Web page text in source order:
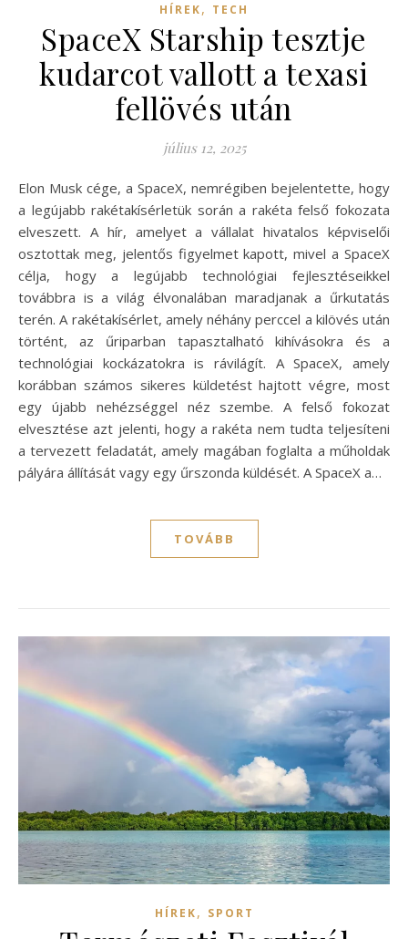
HÍREK, TECH
SpaceX Starship tesztje
kudarcot vallott a texasi
fellövés után
július 12, 2025
Elon Musk cége, a SpaceX, nemrégiben bejelentette, hogy
a legújabb rakétakísérletük során a rakéta felső fokozata
elveszett. A hír, amelyet a vállalat hivatalos képviselői
osztottak meg, jelentős figyelmet kapott, mivel a SpaceX
célja, hogy a legújabb technológiai fejlesztéseikkel
továbbra is a világ élvonalában maradjanak a űrkutatás
terén. A rakétakísérlet, amely néhány perccel a kilövés után
történt, az űriparban tapasztalható kihívásokra és a
technológiai kockázatokra is rávilágít. A SpaceX, amely
korábban számos sikeres küldetést hajtott végre, most
egy újabb nehézséggel néz szembe. A felső fokozat
elvesztése azt jelenti, hogy a rakéta nem tudta teljesíteni
a tervezett feladatát, amely magában foglalta a műholdak
pályára állítását vagy egy űrszonda küldését. A SpaceX a…
TOVÁBB
HÍREK, SPORT